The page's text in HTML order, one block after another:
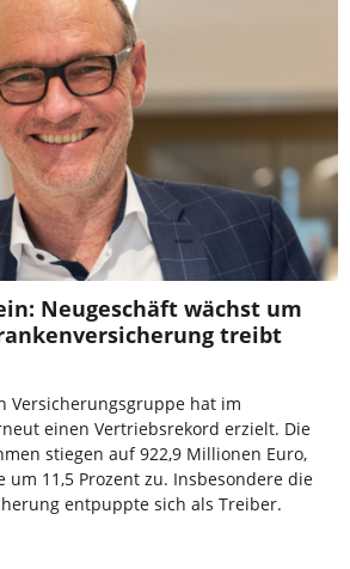
Neugeschäft wächst um
treibt
Versicherungsgruppe hat im
einen Vertriebsrekord erzielt. Die
stiegen auf 922,9 Millionen Euro,
um 11,5 Prozent zu. Insbesondere die
entpuppte sich als Treiber.